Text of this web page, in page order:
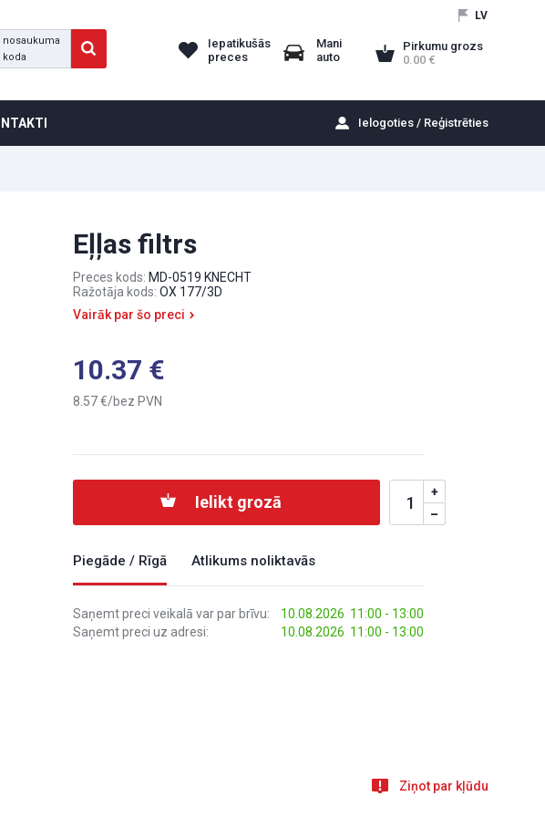
LV
Iepatikušās
preces
Mani
auto
Pirkumu grozs
0.00
nosaukuma
koda
Ielogoties / Reģistrēties
Eļļas filtrs
Preces kods: MD-0519 KNECHT
Ražotāja kods: OX 177/3D
Vairāk par šo preci
10.37
8.57 bez PVN
Ielikt grozā
Piegāde / Rīgā Atlikums noliktavās
Saņemt preci veikalā var par brīvu:
10.08.2026 11:00 - 13:00
Saņemt preci uz adresi:
10.08.2026 11:00 - 13:00
Ziņot par kļūdu